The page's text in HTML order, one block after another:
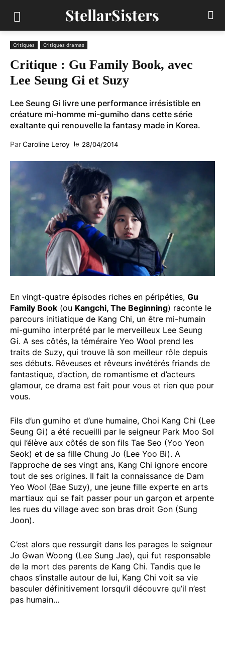
StellarSisters
Critiques Critiques dramas
Critique : Gu Family Book, avec
Lee Seung Gi et Suzy
Lee Seung Gi livre une performance irrésistible en
créature mi-homme mi-gumiho dans cette série
exaltante qui renouvelle la fantasy made in Korea.
ParCaroline Leroy le 28/04/2014
En vingt-quatre épisodes riches en péripéties, Gu
Family Book (ou Kangchi, The Beginning) raconte le
parcours initiatique de Kang Chi, un être mi-humain
mi-gumiho interprété par le merveilleux Lee Seung
Gi. A ses côtés, la téméraire Yeo Wool prend les
traits de Suzy, qui trouve là son meilleur rôle depuis
ses débuts. Rêveuses et rêveurs invétérés friands de
fantastique, d’action, de romantisme et d’acteurs
glamour, ce drama est fait pour vous et rien que pour
vous.
Fils d’un gumiho et d’une humaine, Choi Kang Chi (Lee
Seung Gi) a été recueilli par le seigneur Park Moo Sol
qui l’élève aux côtés de son fils Tae Seo (Yoo Yeon
Seok) et de sa fille Chung Jo (Lee Yoo Bi). A
l’approche de ses vingt ans, Kang Chi ignore encore
tout de ses origines. Il fait la connaissance de Dam
Yeo Wool (Bae Suzy), une jeune fille experte en arts
martiaux qui se fait passer pour un garçon et arpente
les rues du village avec son bras droit Gon (Sung
Joon).
C’est alors que ressurgit dans les parages le seigneur
Jo Gwan Woong (Lee Sung Jae), qui fut responsable
de la mort des parents de Kang Chi. Tandis que le
chaos s’installe autour de lui, Kang Chi voit sa vie
basculer définitivement lorsqu’il découvre qu’il n’est
pas humain…